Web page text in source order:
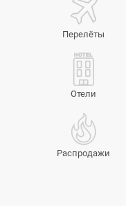
Перелёты
Отели
Распродажи